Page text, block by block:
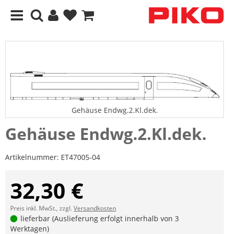
Gehäuse Endwg.2.Kl.dek.
Gehäuse Endwg.2.Kl.dek.
Artikelnummer: ET47005-04
32,30 €
Preis inkl. MwSt., zzgl.Versandkosten
lieferbar (Auslieferung erfolgt innerhalb von 3
Werktagen)